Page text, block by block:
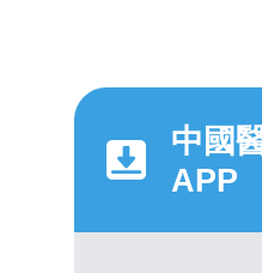
中國
APP